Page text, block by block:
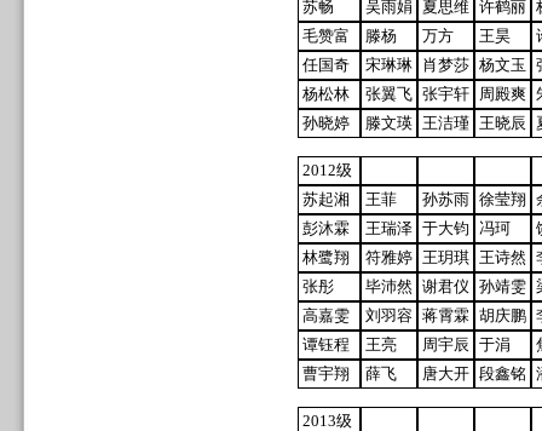
苏畅
吴雨娟 夏思维 许鹤丽
毛赞富
滕杨 万方 王昊
任国奇
宋琳琳 肖梦莎 杨文玉
杨松林
张翼飞 张宇轩 周殿爽
孙晓婷
滕文瑛 王洁瑾 王晓辰
2012级
苏起湘
王菲 孙苏雨 徐莹翔
彭沐霖
王瑞泽 于大钧 冯珂
林鹭翔
符雅婷 王玥琪 王诗然
张彤
毕沛然 谢君仪 孙靖雯
高嘉雯
刘羽容 蒋霄霖 胡庆鹏
谭钰程
王亮 周宇辰 于涓
曹宇翔
薛飞 唐大开 段鑫铭
2013级